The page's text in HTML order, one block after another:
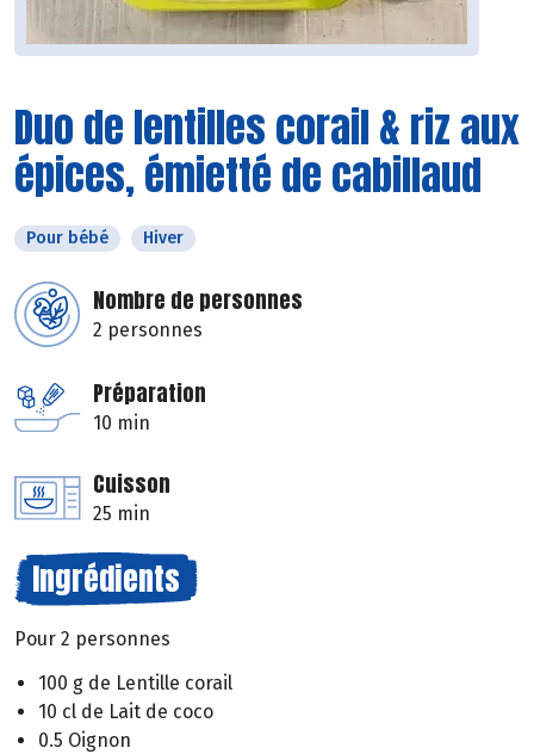
Duo de lentilles corail & riz aux
épices, émietté de cabillaud
Pour bébé Hiver
Nombre de personnes
2 personnes
Préparation
10 min
Cuisson
25 min
Ingrédients
Pour 2 personnes
100 g de Lentille corail
10 cl de Lait de coco
0.5 Oignon